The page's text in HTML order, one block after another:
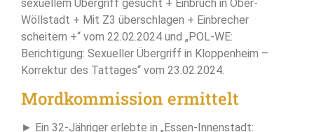
sexuellem Übergriff gesucht + Einbruch in Ober-
Wöllstadt + Mit Z3 überschlagen + Einbrecher
scheitern +“ vom 22.02.2024 und „POL-WE:
Berichtigung: Sexueller Übergriff in Kloppenheim –
Korrektur des Tattages“ vom 23.02.2024.
Mordkommission ermittelt
► Ein 32-Jähriger erlebte in „Essen-Innenstadt: